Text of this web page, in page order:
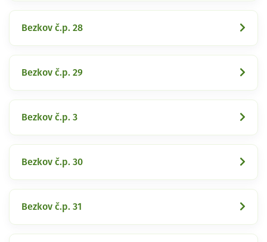
Bezkov č.p. 28
Bezkov č.p. 29
Bezkov č.p. 3
Bezkov č.p. 30
Bezkov č.p. 31